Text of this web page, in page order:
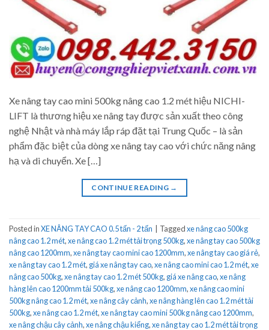
Xe nâng tay cao mini 500kg nâng cao 1.2 mét hiệu NICHI-
LIFT là thương hiệu xe nâng tay được sản xuất theo công
nghệ Nhật và nhà máy lắp ráp đặt tại Trung Quốc – là sản
phẩm đặc biệt của dòng xe nâng tay cao với chức năng nâng
hạ và di chuyển. Xe […]
CONTINUE READING →
Posted inXE NÂNG TAY CAO 0.5 tấn - 2 tấn Taggedxe nâng cao 500kg
nâng cao 1.2 mét,xe nâng cao 1.2 mét tải trọng 500kg,xe nâng tay cao 500kg
nâng cao 1200mm,xe nâng tay cao mini cao 1200mm,xe nâng tay cao giá rẻ,
xe nâng tay cao 1.2 mét, giá xe nâng tay cao,xe nâng cao mini cao 1.2 mét,xe
nâng cao 500kg,xe nâng tay cao 1.2 mét 500kg, giá xe nâng cao,xe nâng
hàng lên cao 1200mm tải 500kg,xe nâng cao 1200mm,xe nâng cao mini
500kg nâng cao 1.2 mét,xe nâng cây cảnh,xe nâng hàng lên cao 1.2 mét tải
500kg,xe nâng cao 1.2 mét,xe nâng tay cao mini 500kg nâng cao 1200mm,
xe nâng chậu cây cảnh,xe nâng chậu kiểng,xe nâng tay cao 1.2 mét tải trọng